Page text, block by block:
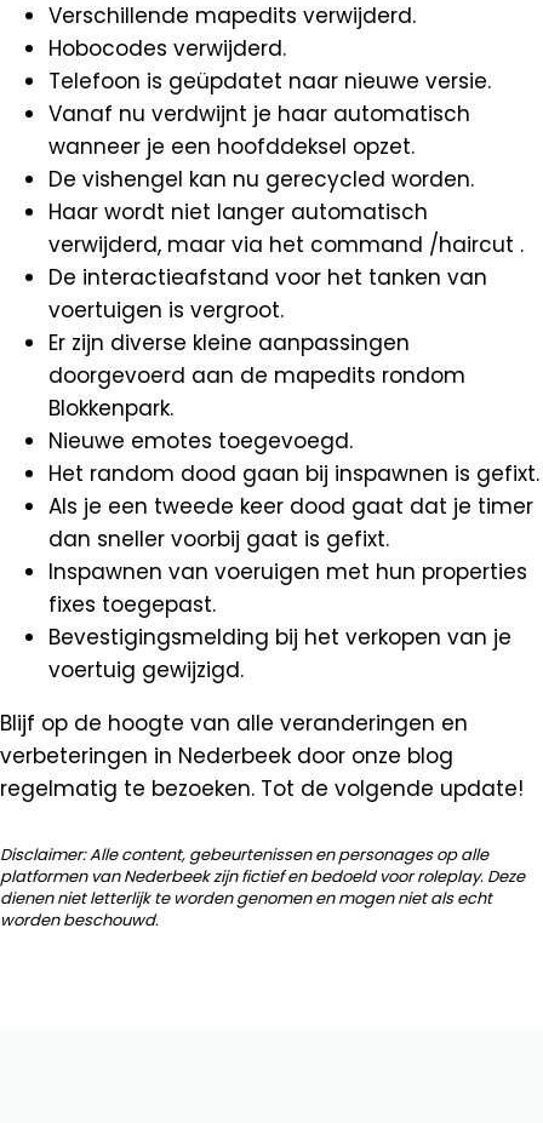
Verschillende mapedits verwijderd.
Hobocodes verwijderd.
Telefoon is geüpdatet naar nieuwe versie.
Vanaf nu verdwijnt je haar automatisch
wanneer je een hoofddeksel opzet.
De vishengel kan nu gerecycled worden.
Haar wordt niet langer automatisch
verwijderd, maar via het command /haircut .
De interactieafstand voor het tanken van
voertuigen is vergroot.
Er zijn diverse kleine aanpassingen
doorgevoerd aan de mapedits rondom
Blokkenpark.
Nieuwe emotes toegevoegd.
Het random dood gaan bij inspawnen is gefixt.
Als je een tweede keer dood gaat dat je timer
dan sneller voorbij gaat is gefixt.
Inspawnen van voeruigen met hun properties
fixes toegepast.
Bevestigingsmelding bij het verkopen van je
voertuig gewijzigd.
Blijf op de hoogte van alle veranderingen en
verbeteringen in Nederbeek door onze blog
regelmatig te bezoeken. Tot de volgende update!
Disclaimer: Alle content, gebeurtenissen en personages op alle
platformen van Nederbeek zijn fictief en bedoeld voor roleplay. Deze
dienen niet letterlijk te worden genomen en mogen niet als echt
worden beschouwd.